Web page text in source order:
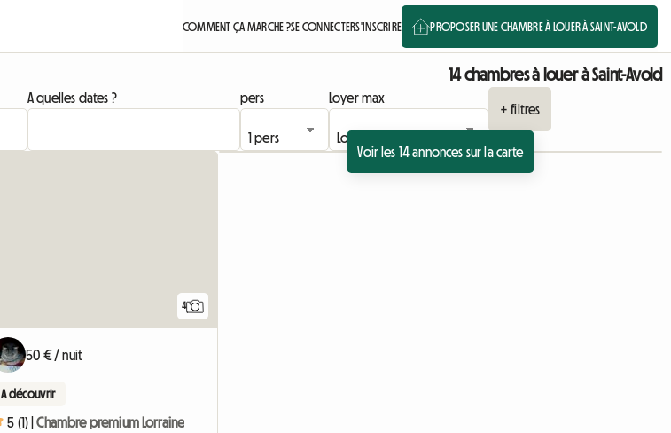
COMMENT ÇA MARCHE ?SE CONNECTERS'INSCRIRE PROPOSER UNE CHAMBRE À LOUER À SAINT-AVOLD
14 chambres à louer à Saint-Avold
A quelles dates ? pers
Loyer max
+ filtres
Voir les 14 annonces sur la carte
4
50 € / nuit
A découvrir
5 (1) | Chambre premium Lorraine